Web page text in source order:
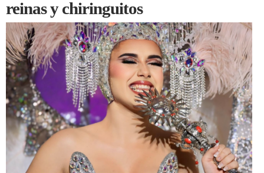
reinas y chiringuitos